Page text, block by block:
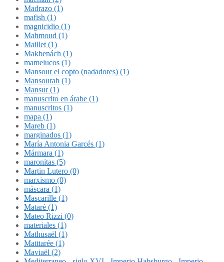
Madrazo (1)
mafish (1)
magnicidio (1)
Mahmoud (1)
Maillet (1)
Makbenách (1)
mamelucos (1)
Mansour el copto (nadadores) (1)
Mansourah (1)
Mansur (1)
manuscrito en árabe (1)
manuscritos (1)
mapa (1)
Mareb (1)
marginados (1)
María Antonia Garcés (1)
Mármara (1)
maronitas (5)
Martin Lutero (0)
marxismo (0)
máscara (1)
Mascarille (1)
Mataré (1)
Mateo Rizzi (0)
materiales (1)
Mathusaël (1)
Matttarée (1)
Maviaël (2)